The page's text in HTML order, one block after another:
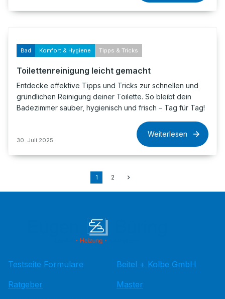
Bad Komfort & Hygiene Tipps & Tricks
Toilettenreinigung leicht gemacht
Entdecke effektive Tipps und Tricks zur schnellen und
gründlichen Reinigung deiner Toilette. So bleibt dein
Badezimmer sauber, hygienisch und frisch – Tag für Tag!
30. Juli 2025
Weiterlesen
1 2
Testseite Formulare
Ratgeber
Beitel + Kolbe GmbH
Master